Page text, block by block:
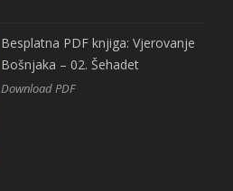
Besplatna PDF knjiga: Vjerovanje
Bošnjaka – 02. Šehadet
Download PDF